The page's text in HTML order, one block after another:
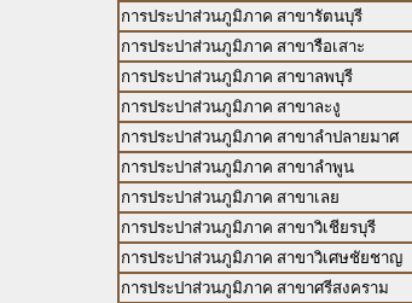
การประปาส่วนภูมิภาค สาขารัตนบุรี
การประปาส่วนภูมิภาค สาขารือเสาะ
การประปาส่วนภูมิภาค สาขาลพบุรี
การประปาส่วนภูมิภาค สาขาละงู
การประปาส่วนภูมิภาค สาขาลำปลายมาศ
การประปาส่วนภูมิภาค สาขาลำพูน
การประปาส่วนภูมิภาค สาขาเลย
การประปาส่วนภูมิภาค สาขาวิเชียรบุรี
การประปาส่วนภูมิภาค สาขาวิเศษชัยชาญ
การประปาส่วนภูมิภาค สาขาศรีสงคราม